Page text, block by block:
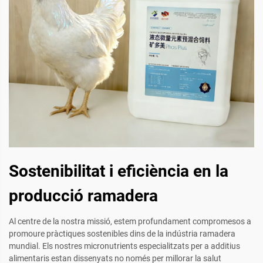
Sostenibilitat i eficiència en la
producció ramadera
Al centre de la nostra missió, estem profundament compromesos a
promoure pràctiques sostenibles dins de la indústria ramadera
mundial. Els nostres micronutrients especialitzats per a additius
alimentaris estan dissenyats no només per millorar la salut